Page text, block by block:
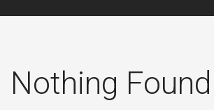
Nothing Found